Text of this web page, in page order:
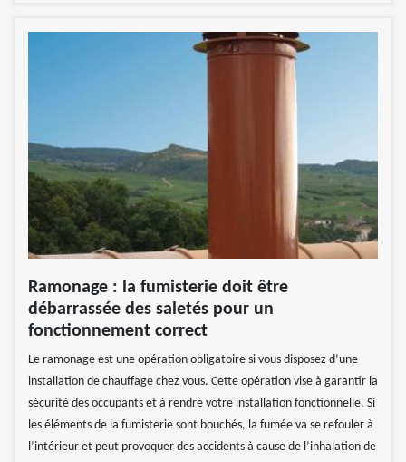
Ramonage : la fumisterie doit être
débarrassée des saletés pour un
fonctionnement correct
Le ramonage est une opération obligatoire si vous disposez d’une
installation de chauffage chez vous. Cette opération vise à garantir la
sécurité des occupants et à rendre votre installation fonctionnelle. Si
les éléments de la fumisterie sont bouchés, la fumée va se refouler à
l’intérieur et peut provoquer des accidents à cause de l’inhalation de